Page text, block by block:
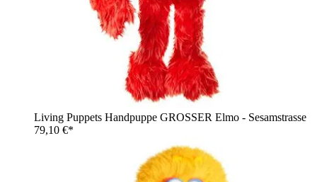
Living Puppets Handpuppe GROSSER Elmo - Sesamstrasse
79,10 €*